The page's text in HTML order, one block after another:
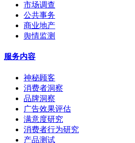
市场调查
公共事务
商业地产
舆情监测
服务内容
神秘顾客
消费者洞察
品牌洞察
广告效果评估
满意度研究
消费者行为研究
产品测试